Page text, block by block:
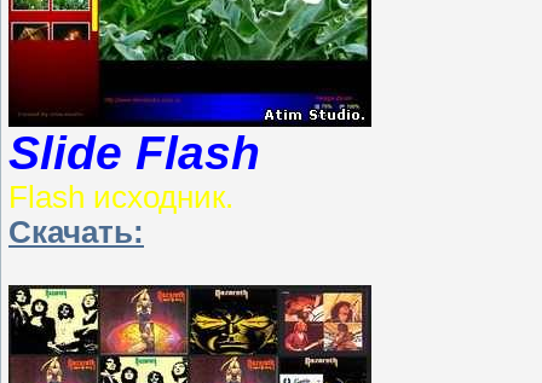
Slide Flash
Flash исходник.
Скачать: